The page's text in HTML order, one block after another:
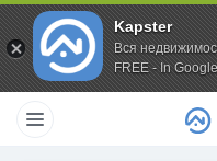
Kapster
Вся
FREE - In